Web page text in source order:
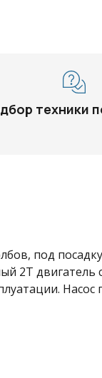
техники
под
2Т